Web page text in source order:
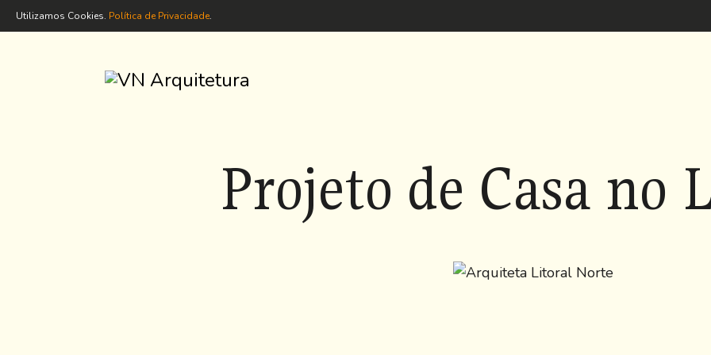
Projeto de Casa no
Utilizamos Cookies. Política de Privacidade.